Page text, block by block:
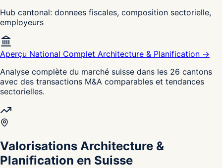
Hub cantonal: donnees fiscales, composition sectorielle,
employeurs
Aperçu National Complet Architecture & Planification →
Analyse complète du marché suisse dans les 26 cantons
avec des transactions M&A comparables et tendances
sectorielles.
Valorisations Architecture &
Planification en Suisse